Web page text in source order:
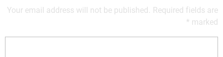
Your email address will not be published. Required fields are
marked *